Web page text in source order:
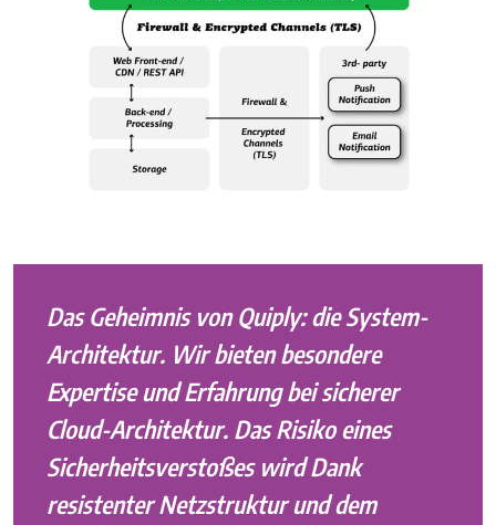
Das Geheimnis von Quiply: die System-
Architektur. Wir bieten besondere
Expertise und Erfahrung bei sicherer
Cloud-Architektur. Das Risiko eines
Sicherheitsverstoßes wird Dank
resistenter Netzstruktur und dem